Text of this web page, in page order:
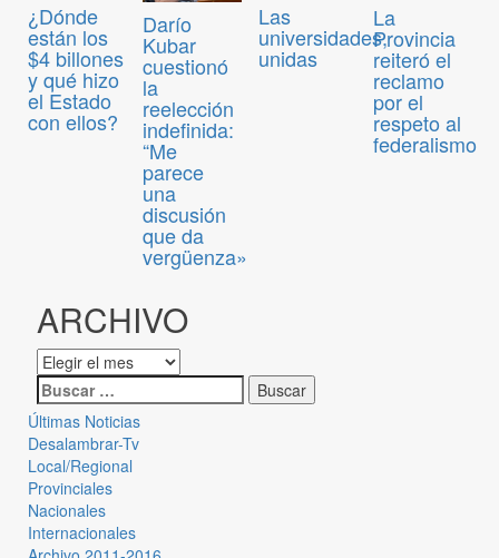
¿Dónde
están los
$4 billones
y qué hizo
el Estado
con ellos?
Darío
Kubar
cuestionó
la
reelección
indefinida:
“Me
parece
una
discusión
que da
vergüenza»
Las
universidades,
unidas
La
Provincia
reiteró el
reclamo
por el
respeto al
federalismo
ARCHIVO
Últimas Noticias
Desalambrar-Tv
Local/Regional
Provinciales
Nacionales
Internacionales